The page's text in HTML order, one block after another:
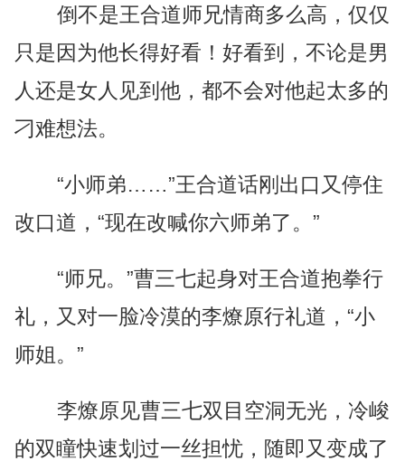
倒不是王合道师兄情商多么高，仅仅
只是因为他长得好看！好看到，不论是男
人还是女人见到他，都不会对他起太多的
刁难想法。
“小师弟……”王合道话刚出口又停住
改口道，“现在改喊你六师弟了。”
“师兄。”曹三七起身对王合道抱拳行
礼，又对一脸冷漠的李燎原行礼道，“小
师姐。”
李燎原见曹三七双目空洞无光，冷峻
的双瞳快速划过一丝担忧，随即又变成了